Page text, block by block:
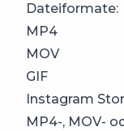
Dateiformate:
MP4
MOV
GIF
Instagram
MP4-, MOV-